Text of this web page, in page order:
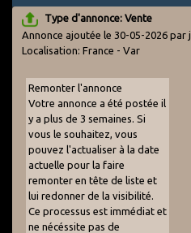
Type d'annonce: Vente
Annonce ajoutée le 30-05-2026 par
Localisation: France - Var
Remonter l'annonce
Votre annonce a été postée il
y a plus de 3 semaines. Si
vous le souhaitez, vous
pouvez l'actualiser à la date
actuelle pour la faire
remonter en tête de liste et
lui redonner de la visibilité.
Ce processus est immédiat et
ne nécéssite pas de